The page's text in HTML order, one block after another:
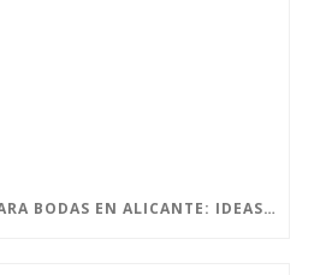
DETALLES DULCES PARA BODAS EN ALICANTE: IDEAS CON ENCANTO PARA SORPRENDER A TUS INVITADOS